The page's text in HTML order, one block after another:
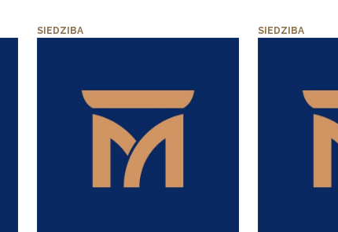
SIEDZIBA SIEDZIBA